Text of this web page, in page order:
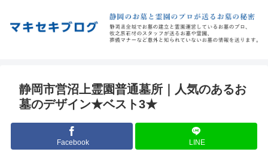
静岡市営沼上霊園普通墓所｜人気のあるお
墓のデザイン★ベスト3★
Facebook LINE